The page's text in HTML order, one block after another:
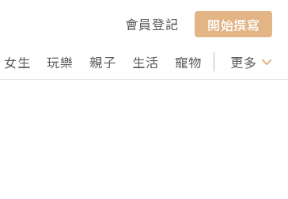
會員登記
開始撰寫
女生 玩樂 親子 生活 寵物 行山 打卡
更多